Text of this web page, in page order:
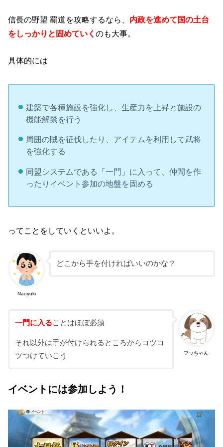
信長の野望 覇道を攻略するなら、 内政を進めて国の土台
をしっかりと固めていくのも大事。
具体的には
建築で各種施設を強化し、生産力を上昇と施設の
機能解禁を行う
周囲の賊を征伐したり、アイテムを利用して武将
を強化する
同盟システムである「一門」に入って、仲間を作
ったりイベント参加の地盤を固める
ってことをしていくといいよ。
Naoyuki
どこから手を付ければいいのかな？
フッちゃん
一門に入ることはほぼ必須
それ以外は手が付けられるところからコツコ
ツつけていこう
イベントには参加しよう！